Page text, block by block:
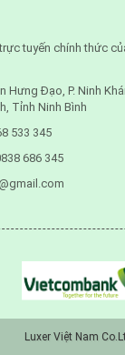
tuyến chính thức
Hưng Đạo, P. Ninh
Tỉnh Ninh Bình
533 345
686 345
Luxer Việt Nam